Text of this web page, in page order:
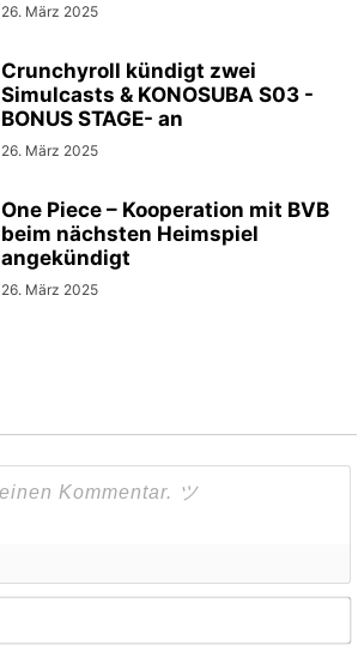
26. März 2025
Crunchyroll kündigt zwei
Simulcasts & KONOSUBA S03 -
BONUS STAGE- an
26. März 2025
One Piece – Kooperation mit BVB
beim nächsten Heimspiel
angekündigt
26. März 2025